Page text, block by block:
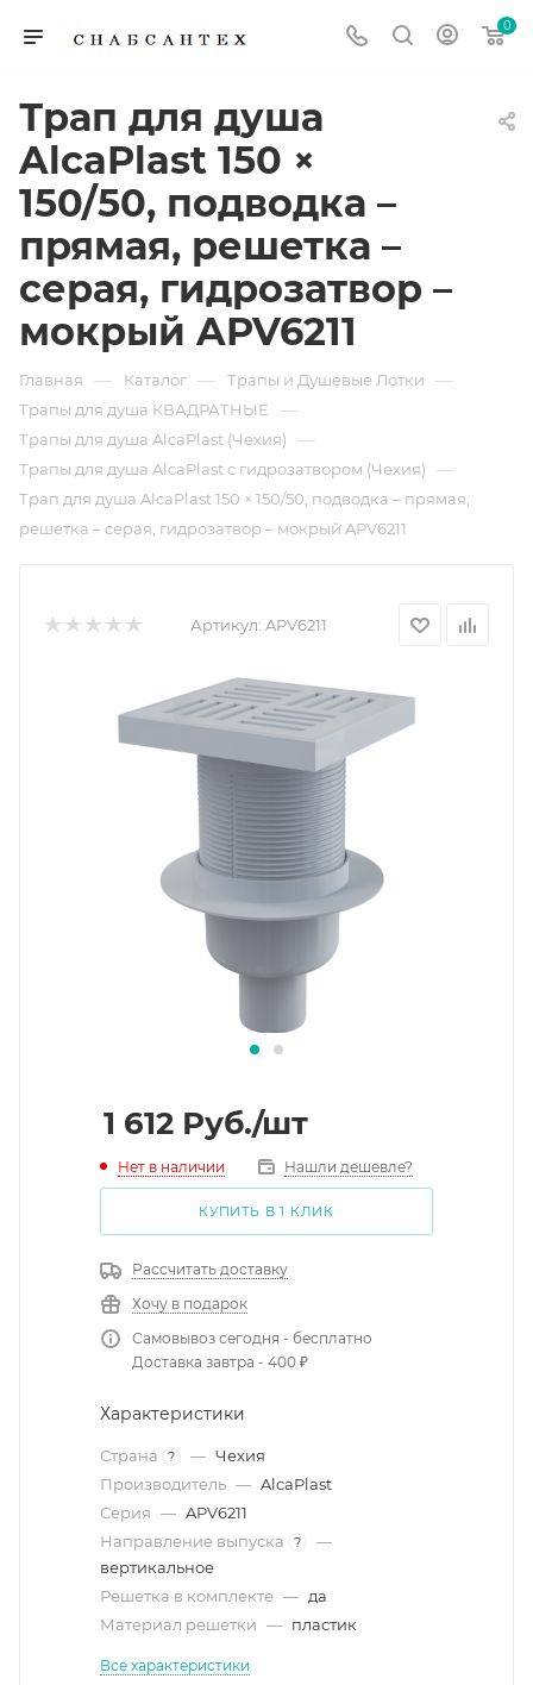
0
Трап для душа
AlcaPlast 150 ×
150/50, подводка –
прямая, решетка –
серая, гидрозатвор –
мокрый APV6211
Главная — Каталог — Трапы и Душевые Лотки —
Трапы для душа КВАДРАТНЫЕ —
Трапы для душа AlcaPlast (Чехия) —
Трапы для душа AlcaPlast с гидрозатвором (Чехия) —
Трап для душа AlcaPlast 150 × 150/50, подводка – прямая,
решетка – серая, гидрозатвор – мокрый APV6211
Артикул: APV6211
1 612 Руб./шт
Нет в наличии Нашли дешевле?
КУПИТЬ В 1 КЛИК
Рассчитать доставку
Хочу в подарок
Самовывоз сегодня - бесплатно
Доставка завтра - 400 ₽
Характеристики
Страна ? — Чехия
Производитель — AlcaPlast
Серия — APV6211
Направление выпуска
?
—
вертикальное
Решетка в комплекте — да
Материал решетки — пластик
Все характеристики